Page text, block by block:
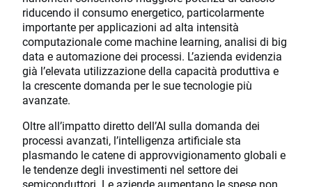
riducendo il consumo energetico, particolarmente
importante per applicazioni ad alta intensità
computazionale come machine learning, analisi di big
data e automazione dei processi. L’azienda evidenzia
già l’elevata utilizzazione della capacità produttiva e
la crescente domanda per le sue tecnologie più
avanzate.
Oltre all’impatto diretto dell’AI sulla domanda dei
processi avanzati, l’intelligenza artificiale sta
plasmando le catene di approvvigionamento globali e
le tendenze degli investimenti nel settore dei
semiconduttori. Le aziende aumentano le spese non